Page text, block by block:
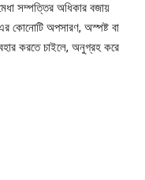
সম্পত্তির অধিকার বজায়
এর কোনোটি অপসারণ, অস্পষ্ট বা
করতে চাইলে, অনুগ্রহ করে